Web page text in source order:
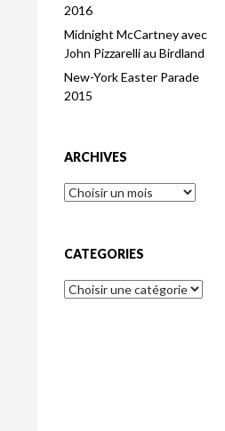
2016
Midnight McCartney avec
John Pizzarelli au Birdland
New-York Easter Parade
2015
ARCHIVES
CATEGORIES